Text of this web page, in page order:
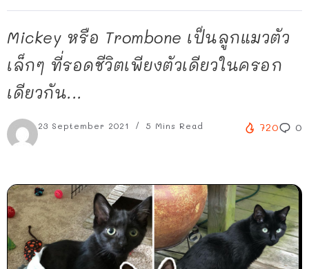
Mickey หรือ Trombone เป็นลูกแมวตัว
เล็กๆ ที่รอดชีวิตเพียงตัวเดียวในครอก
เดียวกัน...
23 September 2021 5 Mins Read 720 0